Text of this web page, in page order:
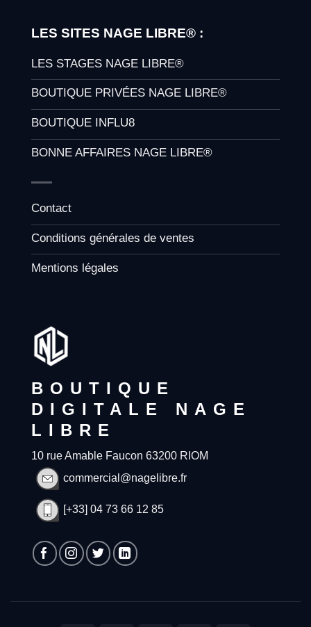
BOUTIQUE
DIGITALE NAGE
LIBRE
10 rue Amable Faucon 63200 RIOM
commercial@nagelibre.fr
[+33] 04 73 66 12 85
LES SITES NAGE LIBRE® :
LES STAGES NAGE LIBRE®
BOUTIQUE PRIVÉES NAGE LIBRE®
BOUTIQUE INFLU8
BONNE AFFAIRES NAGE LIBRE®
Contact
Conditions générales de ventes
Mentions légales